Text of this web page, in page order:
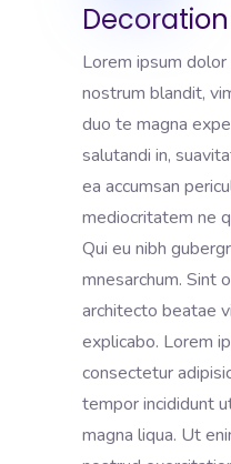
Decoration
Lorem ipsum
nostrum blandit,
duo te magna
salutandi in,
ea accumsan
mediocritatem ne
Qui eu nibh
mnesarchum. Sint
architecto beatae
explicabo. Lorem
consectetur
tempor incididunt
magna liqua. Ut